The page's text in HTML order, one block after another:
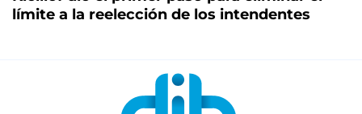
límite a la reelección de los intendentes